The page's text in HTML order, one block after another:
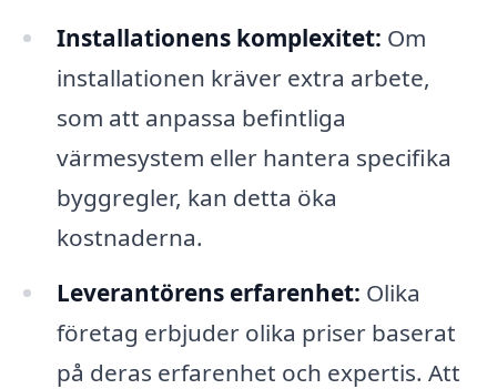
Installationens komplexitet: Om
installationen kräver extra arbete,
som att anpassa befintliga
värmesystem eller hantera specifika
byggregler, kan detta öka
kostnaderna.
Leverantörens erfarenhet: Olika
företag erbjuder olika priser baserat
på deras erfarenhet och expertis. Att